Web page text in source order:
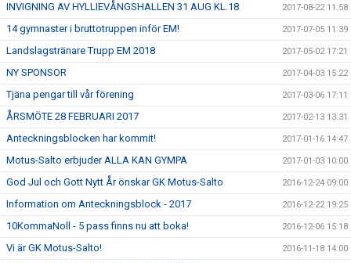
INVIGNING AV HYLLIEVÅNGSHALLEN 31 AUG KL.18 2017-08-22 11:58
14 gymnaster i bruttotruppen inför EM! 2017-07-05 11:39
Landslagstränare Trupp EM 2018 2017-05-02 17:21
NY SPONSOR 2017-04-03 15:22
Tjäna pengar till vår förening 2017-03-06 17:11
ÅRSMÖTE 28 FEBRUARI 2017 2017-02-13 13:31
Anteckningsblocken har kommit! 2017-01-16 14:47
Motus-Salto erbjuder ALLA KAN GYMPA 2017-01-03 10:00
God Jul och Gott Nytt År önskar GK Motus-Salto 2016-12-24 09:00
Information om Anteckningsblock - 2017 2016-12-22 19:25
10KommaNoll - 5 pass finns nu att boka! 2016-12-06 15:18
Vi är GK Motus-Salto! 2016-11-18 14:00